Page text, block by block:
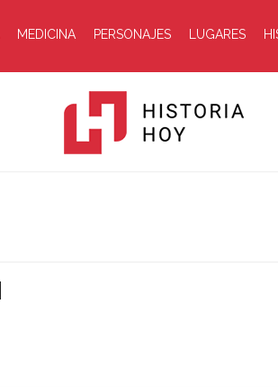
MEDICINA PERSONAJES LUGARES